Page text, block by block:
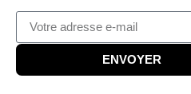
ENVOYER